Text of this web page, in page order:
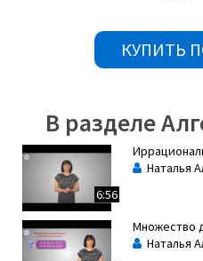
КУПИТЬ
В разделе
6:56
Наталья
Множество
Наталья